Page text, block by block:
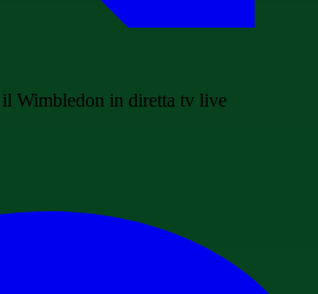
Wimbledon in diretta tv live